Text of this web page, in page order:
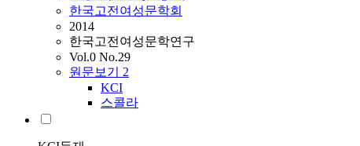
한국고전여성문학회
2014
한국고전여성문학연구
Vol.0 No.29
원문보기 2
KCI
스콜라